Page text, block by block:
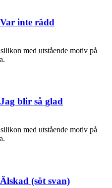
inte rädd
med utstående motiv på
blir så glad
med utstående motiv på
(söt svan)